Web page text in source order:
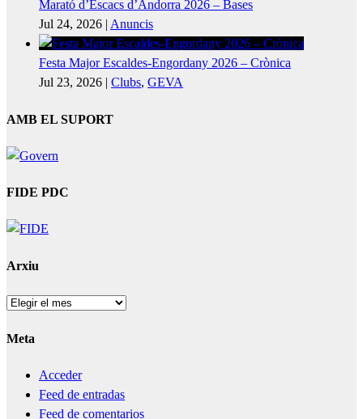
Marató d’Escacs d’Andorra 2026 – Bases
Jul 24, 2026 | Anuncis
Festa Major Escaldes-Engordany 2026 – Crònica
Jul 23, 2026 | Clubs, GEVA
AMB EL SUPORT
FIDE PDC
Arxiu
Arxiu
Meta
Acceder
Feed de entradas
Feed de comentarios